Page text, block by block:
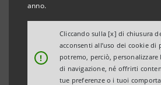
anno.
!
Cliccando sulla [x] di chiusura
acconsenti all’uso dei cookie di
potremo, perciò, personalizzare
di navigazione, né offrirti
tue preferenze o i tuoi
Uno sguardo
sulla Cina: Olivo
Gallerie d'Italia